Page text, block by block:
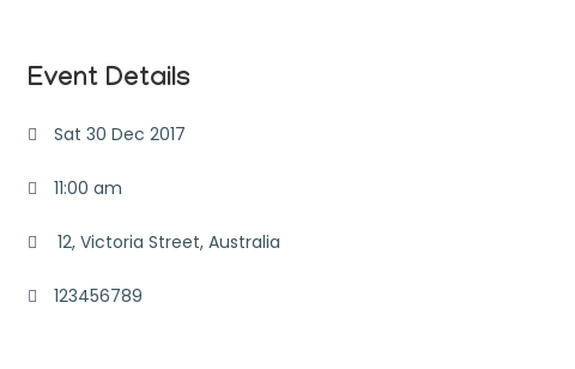
Event Details
Sat 30 Dec 2017
11:00 am
12, Victoria Street, Australia
123456789